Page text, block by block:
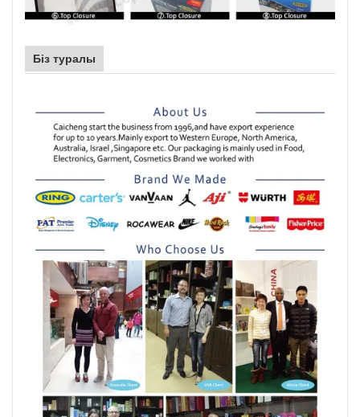
Біз туралы